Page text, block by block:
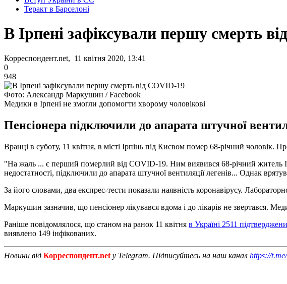
Теракт в Барселоні
В Ірпені зафіксували першу смерть
Корреспондент.net, 11 квітня 2020, 13:41
0
948
Фото: Александр Маркушин / Facebook
Медики в Ірпені не змогли допомогти хворому чоловікові
Пенсіонера підключили до апарата штучної
Вранці в суботу, 11 квітня, в місті Ірпінь під Києвом помер 68-річний
"На жаль ... є перший померлий від COVID-19. Ним виявився 68-річний житель
недостатності, підключили до апарата штучної вентиляції легенів... Однак
За його словами, два експрес-тести показали наявність коронавірусу.
Маркушин зазначив, що пенсіонер лікувався вдома і до лікарів не звертався.
Раніше повідомлялося, що станом на ранок 11 квітня в Україні 2511
виявлено 149 інфікованих.
Новини від Корреспондент.net у Telegram. Підписуйтесь на наш канал https://